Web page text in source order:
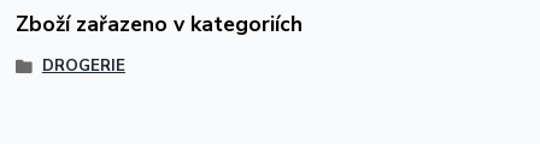
Zboží zařazeno v kategoriích
DROGERIE